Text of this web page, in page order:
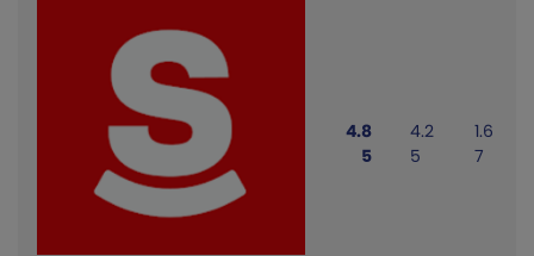
4.8
5
4.2
5
1.6
7